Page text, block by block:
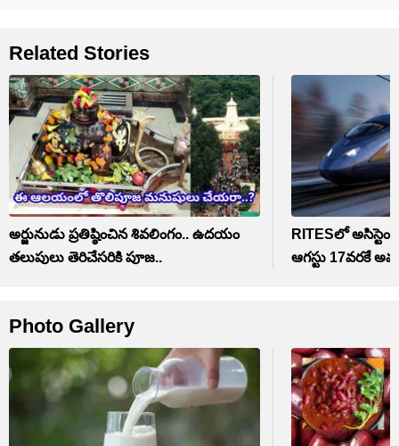
Related Stories
అర్జునుడు ప్రతిష్ఠించిన శివలింగం.. ఉదయం
తలుపులు తెరిచేసరికి పూజ..
RITESలో
ఆగస్టు 17వరకే
Photo Gallery